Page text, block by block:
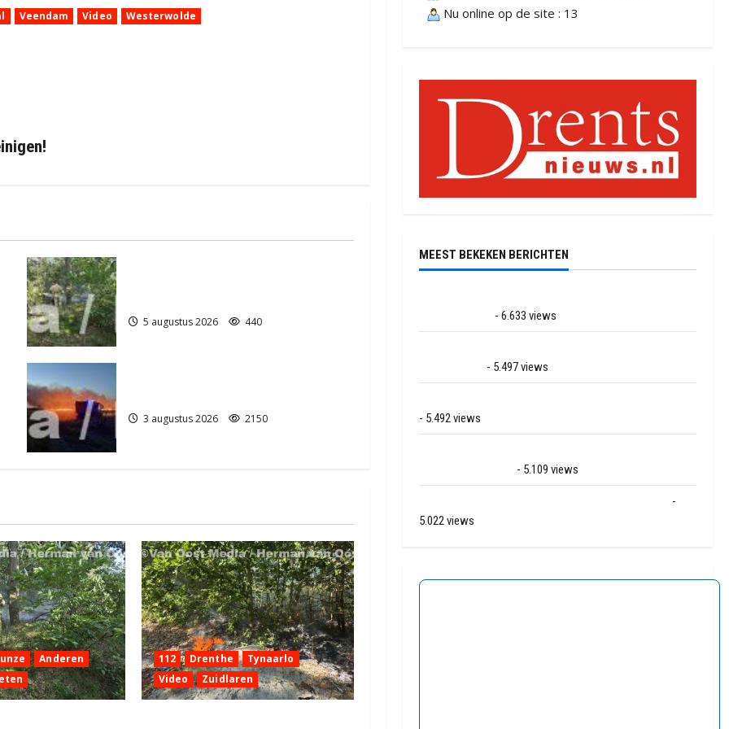
Veendam Video Westerwolde
5 augustus 2026 440
3 augustus 2026 2150
Anderen
112 Drenthe
Tynaarlo
Video
Zuidlaren
Nu online op de site : 13
MEEST BEKEKEN BERICHTEN
- 6.633 views
- 5.497 views
- 5.492 views
- 5.109 views
-
5.022 views